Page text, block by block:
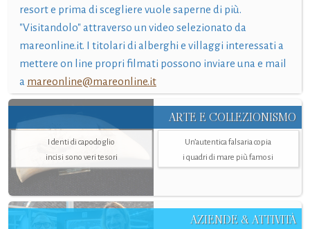
resort e prima di scegliere vuole saperne di più.
"Visitandolo" attraverso un video selezionato da
mareonline.it. I titolari di alberghi e villaggi interessati a
mettere on line propri filmati possono inviare una e mail
a mareonline@mareonline.it
ARTE E COLLEZIONISMO
I denti di capodoglio
incisi sono veri tesori
Un’autentica falsaria copia
i quadri di mare più famosi
AZIENDE & ATTIVITÀ